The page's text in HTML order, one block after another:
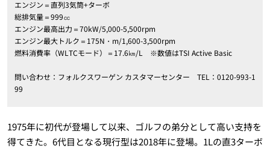
エンジン＝直列3気筒+ターボ
総排気量＝999㏄
エンジン最高出力＝70kW/5,000-5,500rpm
エンジン最大トルク＝175N・m/1,600-3,500rpm
燃料消費率（WLTCモード）＝17.6㎞/L ※数値はTSI Active Basic
問い合わせ：フォルクスワーゲン カスタマーセンター TEL：0120-993-1
99
1975年に初代が登場して以来、ゴルフの弟分として高い支持を
得てきた。6代目となる現行型は2018年に登場。1Lの直3ターボ